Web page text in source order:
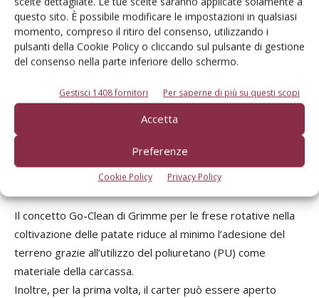
questo sito. È possibile modificare le impostazioni in qualsiasi
momento, compreso il ritiro del consenso, utilizzando i
pulsanti della Cookie Policy o cliccando sul pulsante di gestione
del consenso nella parte inferiore dello schermo.
Gestisci 1408 fornitori Per saperne di più su questi scopi
Accetta
Preferenze
Cookie Policy Privacy Policy
Grimme
Il concetto Go-Clean di Grimme per le frese rotative nella
coltivazione delle patate riduce al minimo l’adesione del
terreno grazie all’utilizzo del poliuretano (PU) come
materiale della carcassa.
Inoltre, per la prima volta, il carter può essere aperto